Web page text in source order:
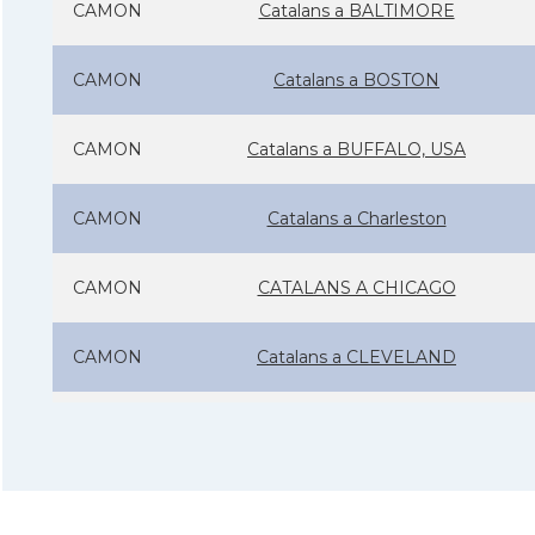
CAMON Catalans a BALTIMORE
CAMON Catalans a BOSTON
CAMON Catalans a BUFFALO, USA
CAMON Catalans a Charleston
CAMON CATALANS A CHICAGO
CAMON Catalans a CLEVELAND